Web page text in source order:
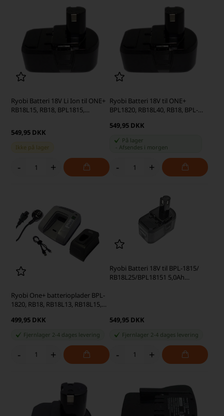
Ryobi Batteri 18V Li Ion til ONE+
RB18L15, RB18, BPL1815,
549,95 DKK
Ikke på lager
- +
Ryobi Batteri 18V til ONE+
BPL1820, RB18L40, RB18, BPL-
549,95 DKK
På lager
Afsendes i morgen
- +
Ryobi One+ batterioplader BPL-
1820, RB18, RB18L13, RB18L15,
499,95 DKK
Fjernlager 2-4 dages levering
- +
Ryobi Batteri 18V til BPL-1815/
RB18L25/BPL18151 5,0Ah
549,95 DKK
Fjernlager 2-4 dages levering
- +